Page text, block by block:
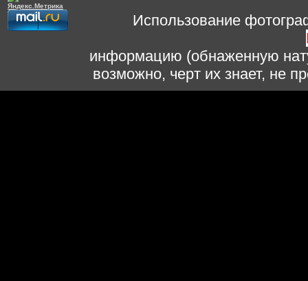
Использование
информацию (обнаженную
возможно, черт их знает, не